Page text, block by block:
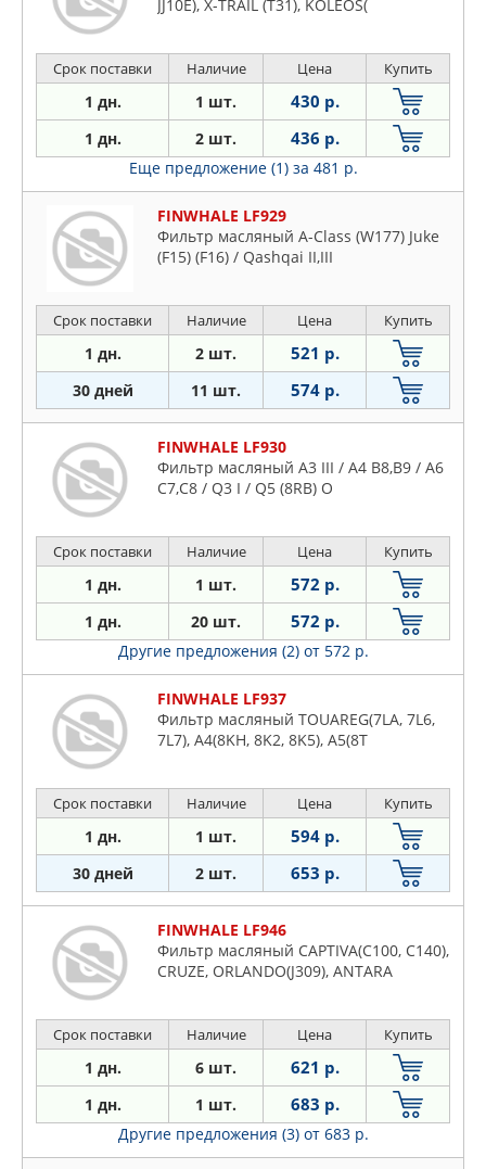
JJ10E), X-TRAIL (T31), KOLEOS(
Срок поставки Наличие Цена Купить
1 дн. 1 шт. 430 р.
1 дн. 2 шт. 436 р.
Еще предложение (1) за 481 р.
FINWHALE LF929
Фильтр масляный A-Class (W177) Juke
(F15) (F16) / Qashqai II,III
Срок поставки Наличие Цена Купить
1 дн. 2 шт. 521 р.
30 дней 11 шт. 574 р.
FINWHALE LF930
Фильтр масляный A3 III / A4 B8,B9 / A6
C7,C8 / Q3 I / Q5 (8RB) O
Срок поставки Наличие Цена Купить
1 дн. 1 шт. 572 р.
1 дн. 20 шт. 572 р.
Другие предложения (2) от 572 р.
FINWHALE LF937
Фильтр масляный TOUAREG(7LA, 7L6,
7L7), A4(8KH, 8K2, 8K5), A5(8T
Срок поставки Наличие Цена Купить
1 дн. 1 шт. 594 р.
30 дней 2 шт. 653 р.
FINWHALE LF946
Фильтр масляный CAPTIVA(C100, C140),
CRUZE, ORLANDO(J309), ANTARA
Срок поставки Наличие Цена Купить
1 дн. 6 шт. 621 р.
1 дн. 1 шт. 683 р.
Другие предложения (3) от 683 р.